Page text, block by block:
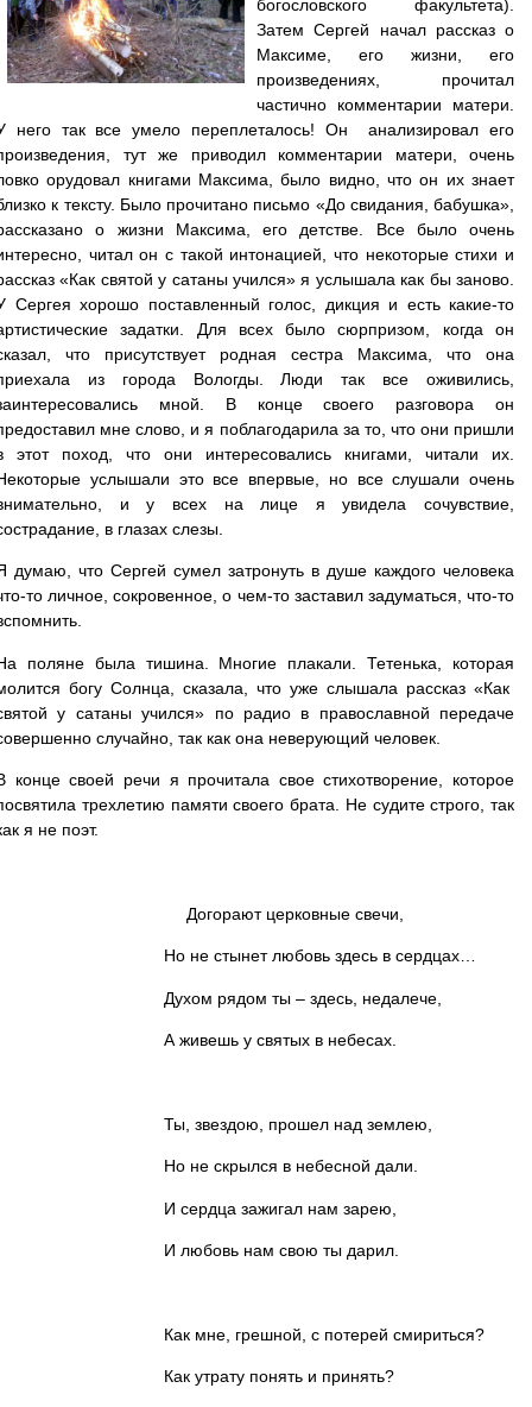
богословского факультета).
Затем Сергей начал рассказ о
Максиме, его жизни, его
произведениях, прочитал
частично комментарии матери.
него так все умело переплеталось! Он анализировал его
тут же приводил комментарии матери, очень
орудовал книгами Максима, было видно, что он их знает
к тексту. Было прочитано письмо «До свидания, бабушка»,
о жизни Максима, его детстве. Все было очень
читал он с такой интонацией, что некоторые стихи и
«Как святой у сатаны учился» я услышала как бы заново.
Сергея хорошо поставленный голос, дикция и есть какие-то
задатки. Для всех было сюрпризом, когда он
что присутствует родная сестра Максима, что она
из города Вологды. Люди так все оживились,
мной. В конце своего разговора он
мне слово, и я поблагодарила за то, что они пришли
этот поход, что они интересовались книгами, читали их.
услышали это все впервые, но все слушали очень
и у всех на лице я увидела сочувствие,
в глазах слезы.
думаю, что Сергей сумел затронуть в душе каждого человека
то личное, сокровенное, о чем-то заставил задуматься, что-то
поляне была тишина. Многие плакали. Тетенька, которая
богу Солнца, сказала, что уже слышала рассказ «Как
у сатаны учился» по радио в православной передаче
случайно, так как она неверующий человек.
конце своей речи я прочитала свое стихотворение, которое
трехлетию памяти своего брата. Не судите строго, так
я не поэт.
Догорают церковные свечи,
Но не стынет любовь здесь в сердцах…
Духом рядом ты – здесь, недалече,
А живешь у святых в небесах.
Ты, звездою, прошел над землею,
Но не скрылся в небесной дали.
И сердца зажигал нам зарею,
И любовь нам свою ты дарил.
Как мне, грешной, с потерей смириться?
Как утрату понять и принять?